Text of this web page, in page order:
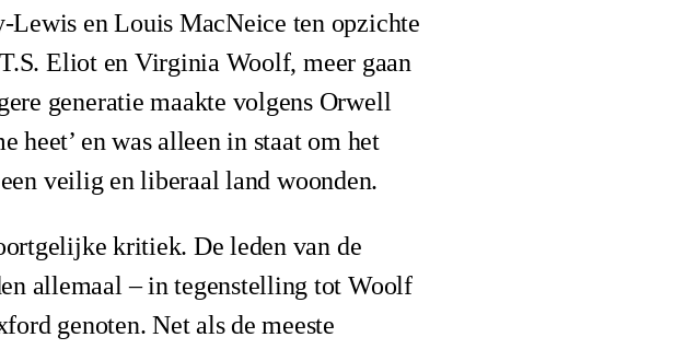
Lewis en Louis MacNeice ten opzichte
Eliot en Virginia Woolf, meer gaan
generatie maakte volgens Orwell
heet’ en was alleen in staat om het
veilig en liberaal land woonden.
kritiek. De leden van de
allemaal – in tegenstelling tot Woolf
genoten. Net als de meeste